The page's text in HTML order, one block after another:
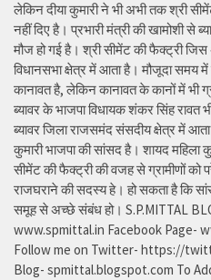
लेकिन दीया कुमारी ने भी अभी तक श्री
नहीं दिए है। प्रभारी मंत्री की खामोशी से
मौज हो गई है। श्री सीमेंट की फैक्ट्री जिस
विधानसभा क्षेत्र में आता है। मौजूदा समय
कानावत है, लेकिन कानावत के कानों में भी
ब्यावर के भाजपा विधायक शंकर सिंह रावत
ब्यावर जिला राजसमंद संसदीय क्षेत्र में
कुमारी भाजपा की सांसद है। शायद महिला
सीमेंट की फैक्ट्री की वजह से ग्रामीणों को
राजघराने की सदस्य हे। हो सकता है कि
समूह से अच्छे संबंध हो। S.P.MITTAL
www.spmittal.in Facebook Page-
Follow me on Twitter- https://
Blog- spmittal.blogspot.com To